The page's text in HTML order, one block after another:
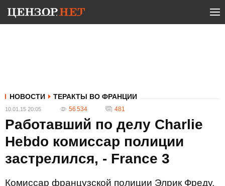
НОВОСТИ ТЕРАКТЫ ВО ФРАНЦИИ
10.01.15 20:05 56 534 481
Работавший по делу Charlie
Hebdo комиссар полиции
застрелился, - France 3
Комиссар французской полиции Элрик Фреду,